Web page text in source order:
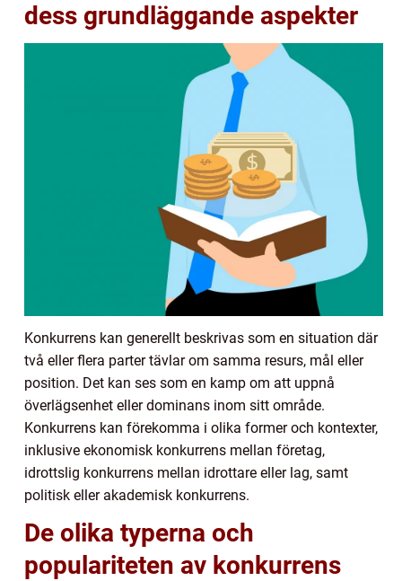
dess grundläggande aspekter
Konkurrens kan generellt beskrivas som en situation där
två eller flera parter tävlar om samma resurs, mål eller
position. Det kan ses som en kamp om att uppnå
överlägsenhet eller dominans inom sitt område.
Konkurrens kan förekomma i olika former och kontexter,
inklusive ekonomisk konkurrens mellan företag,
idrottslig konkurrens mellan idrottare eller lag, samt
politisk eller akademisk konkurrens.
De olika typerna och
populariteten av konkurrens